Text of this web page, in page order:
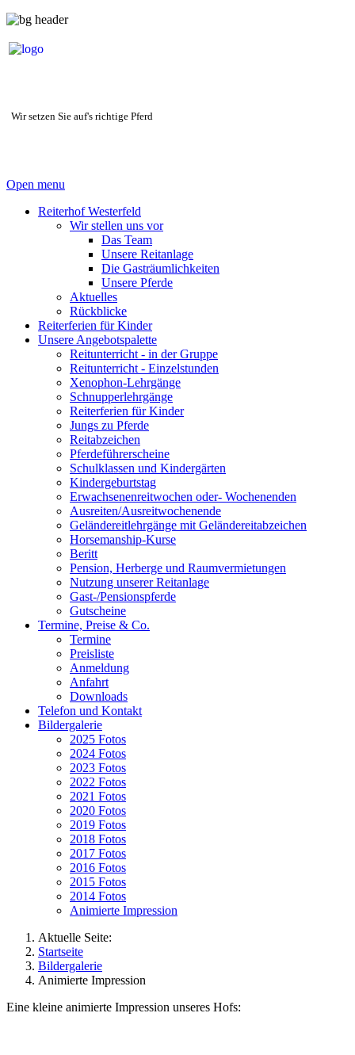
Wir setzen Sie auf's richtige Pferd
Open menu
Reiterhof Westerfeld
Wir stellen uns vor
Das Team
Unsere Reitanlage
Die Gasträumlichkeiten
Unsere Pferde
Aktuelles
Rückblicke
Reiterferien für Kinder
Unsere Angebotspalette
Reitunterricht - in der Gruppe
Reitunterricht - Einzelstunden
Xenophon-Lehrgänge
Schnupperlehrgänge
Reiterferien für Kinder
Jungs zu Pferde
Reitabzeichen
Pferdeführerscheine
Schulklassen und Kindergärten
Kindergeburtstag
Erwachsenenreitwochen oder- Wochenenden
Ausreiten/Ausreitwochenende
Geländereitlehrgänge mit Geländereitabzeichen
Horsemanship-Kurse
Beritt
Pension, Herberge und Raumvermietungen
Nutzung unserer Reitanlage
Gast-/Pensionspferde
Gutscheine
Termine, Preise & Co.
Termine
Preisliste
Anmeldung
Anfahrt
Downloads
Telefon und Kontakt
Bildergalerie
2025 Fotos
2024 Fotos
2023 Fotos
2022 Fotos
2021 Fotos
2020 Fotos
2019 Fotos
2018 Fotos
2017 Fotos
2016 Fotos
2015 Fotos
2014 Fotos
Animierte Impression
Aktuelle Seite:
Startseite
Bildergalerie
Animierte Impression
Eine kleine animierte Impression unseres Hofs: